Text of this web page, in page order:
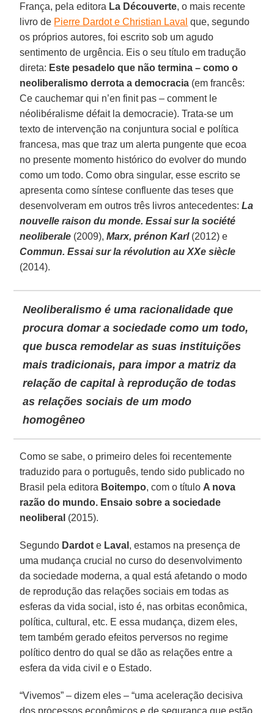
França, pela editora La Découverte, o mais recente
livro de Pierre Dardot e Christian Laval que, segundo
os próprios autores, foi escrito sob um agudo
sentimento de urgência. Eis o seu título em tradução
direta: Este pesadelo que não termina – como o
neoliberalismo derrota a democracia (em francês:
Ce cauchemar qui n’en finit pas – comment le
néolibéralisme défait la democracie). Trata-se um
texto de intervenção na conjuntura social e política
francesa, mas que traz um alerta pungente que ecoa
no presente momento histórico do evolver do mundo
como um todo. Como obra singular, esse escrito se
apresenta como síntese confluente das teses que
desenvolveram em outros três livros antecedentes:La
nouvelle raison du monde. Essai sur la société
neoliberale (2009), Marx, prénon Karl (2012) e
Commun. Essai sur la révolution au XXe siècle
(2014).
Neoliberalismo é uma racionalidade que
procura domar a sociedade como um todo,
que busca remodelar as suas instituições
mais tradicionais, para impor a matriz da
relação de capital à reprodução de todas
as relações sociais de um modo
homogêneo
Como se sabe, o primeiro deles foi recentemente
traduzido para o português, tendo sido publicado no
Brasil pela editora Boitempo, com o título A nova
razão do mundo. Ensaio sobre a sociedade
neoliberal (2015).
Segundo Dardote Laval , estamos na presença de
uma mudança crucial no curso do desenvolvimento
da sociedade moderna, a qual está afetando o modo
de reprodução das relações sociais em todas as
esferas da vida social, isto é, nas orbitas econômica,
política, cultural, etc. E essa mudança, dizem eles,
tem também gerado efeitos perversos no regime
político dentro do qual se dão as relações entre a
esfera da vida civil e o Estado.
“Vivemos” – dizem eles – “uma aceleração decisiva
dos processos econômicos e de segurança que estão